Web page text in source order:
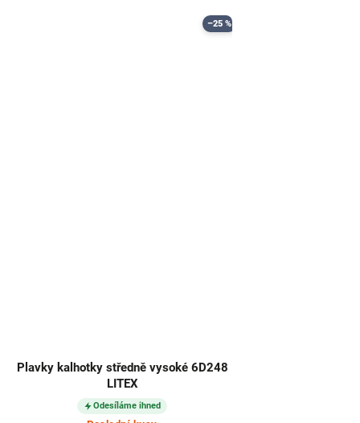
–25 %
Plavky kalhotky středně vysoké 6D248
LITEX
Odesíláme ihned